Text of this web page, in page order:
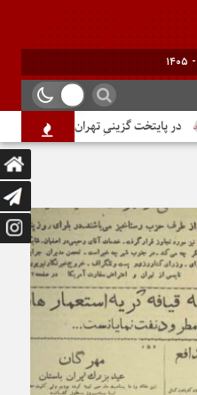
در پایتخت گزینیِ تهران دومین